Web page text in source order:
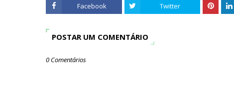
Facebook Twitter
POSTAR UM COMENTÁRIO
0 Comentários